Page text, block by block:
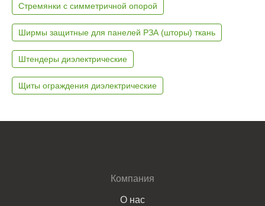
Стремянки с симметричной опорой
Ширмы защитные для панелей РЗА (шторы) ткань
Штендеры диэлектрические
Щиты ограждения диэлектрические
Компания
О нас